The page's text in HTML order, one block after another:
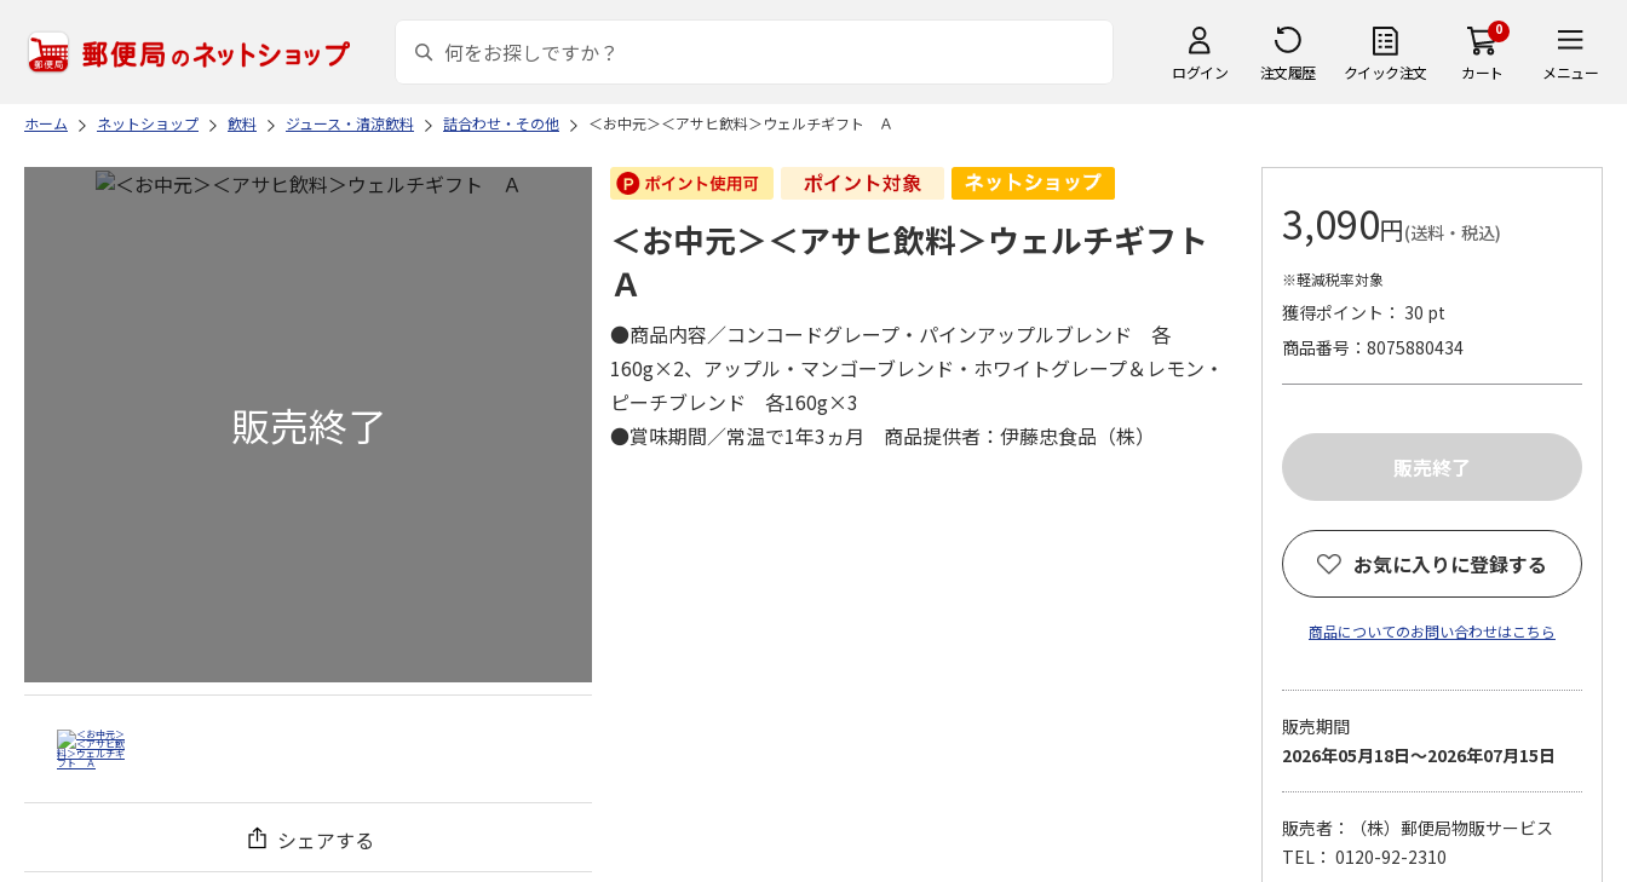
ログイン 注文履歴 クイック注文
0
カート メニュー
ホーム ネットショップ 飲料 ジュース・清涼飲料 詰合わせ・その他 ＜お中元＞＜アサヒ飲料＞ウェルチギフト Ａ
シェアする
＜お中元＞＜アサヒ飲料＞ウェルチギフト
Ａ
●商品内容／コンコードグレープ・パインアップルブレンド 各
160g×2、アップル・マンゴーブレンド・ホワイトグレープ＆レモン・
ピーチブレンド 各160g×3
●賞味期間／常温で1年3ヵ月 商品提供者：伊藤忠食品（株）
3,090円(送料・税込)
※軽減税率対象
獲得ポイント： 30 pt
商品番号
8075880434
お気に入りに登録する
商品についてのお問い合わせはこちら
販売期間
2026年05月18日～2026年07月15日
販売者：（株）郵便局物販サービス
TEL： 0120-92-2310